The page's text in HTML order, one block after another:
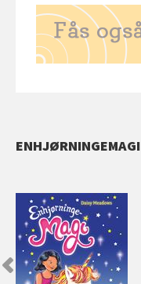
ENHJØRNINGEMAGI